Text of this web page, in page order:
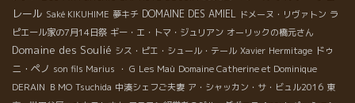
レール Saké KIKUHIME 夢キチ DOMAINE DES AMIEL ドメーヌ・リヴァトン ラ
ピエール家の7月14日祭 ギー・エ・トマ・ジュリアン オーリックの橋元さん
Domaine des Soulié シス・ピエ・シュール・テール Xavier Hermitage ドゥ
ニ・ペノ son fils Marius ・ G Les Maù Domaine Catherine et Dominique
DERAIN ＢＭО Tsuchida 中湊シェフご夫妻 ア・シャッカン・サ・ビュル2016 東